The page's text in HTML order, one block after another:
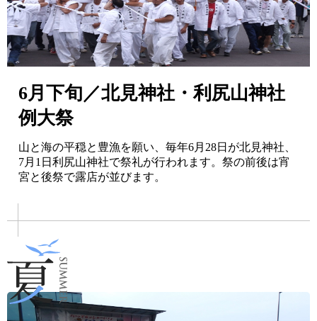
6月下旬／北見神社・利尻山神社
例大祭
山と海の平穏と豊漁を願い、毎年6月28日が北見神社、
7月1日利尻山神社で祭礼が行われます。祭の前後は宵
宮と後祭で露店が並びます。